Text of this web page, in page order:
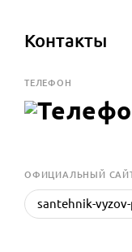
Контакты
ТЕЛЕФОН
OФИЦИАЛЬНЫЙ
santehnik-